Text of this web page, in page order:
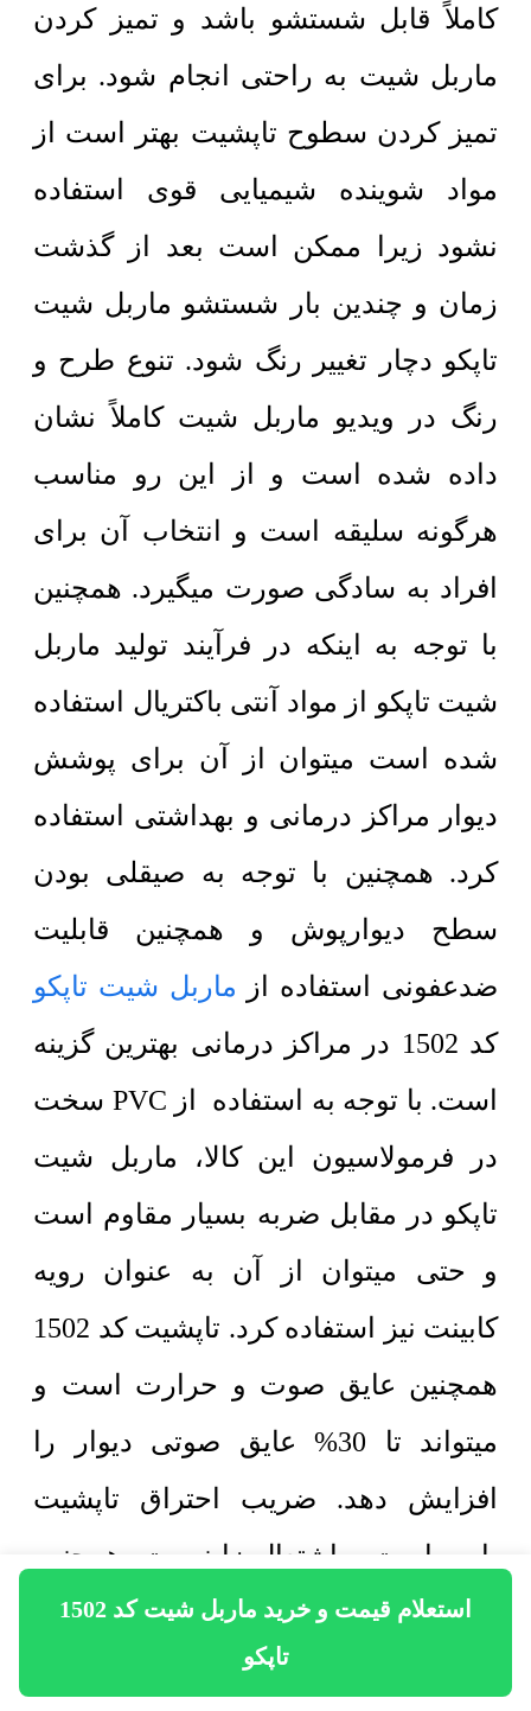
استعلام قیمت و خرید ماربل شیت کد 1502
تاپکو
کاملاً قابل شستشو باشد و تمیز کردن
ماربل شیت به راحتی انجام شود. برای
تمیز کردن سطوح تاپشیت بهتر است از
مواد شوینده شیمیایی قوی استفاده
نشود زیرا ممکن است بعد از گذشت
زمان و چندین بار شستشو ماربل شیت
تاپکو دچار تغییر رنگ شود. تنوع طرح و
رنگ در ویدیو ماربل شیت کاملاً نشان
داده شده است و از این رو مناسب
هرگونه سلیقه است و انتخاب آن برای
افراد به سادگی صورت میگیرد. همچنین
با توجه به اینکه در فرآیند تولید ماربل
شیت تاپکو از مواد آنتی باکتریال استفاده
شده است میتوان از آن برای پوشش
دیوار مراکز درمانی و بهداشتی استفاده
کرد. همچنین با توجه به صیقلی بودن
سطح دیوارپوش و همچنین قابلیت
ضدعفونی استفاده از ماربل شیت تاپکو
کد 1502 در مراکز درمانی بهترین گزینه
است. با توجه به استفاده از PVC سخت
در فرمولاسیون این کالا، ماربل شیت
تاپکو در مقابل ضربه بسیار مقاوم است
و حتی میتوان از آن به عنوان رویه
کابینت نیز استفاده کرد. تاپشیت کد 1502
همچنین عایق صوت و حرارت است و
میتواند تا 30% عایق صوتی دیوار را
افزایش دهد. ضریب احتراق تاپشیت
پایین است و اشتعال زا نیست، همچنین
در مقابل حرارت بسیار مقاوم است و در
صورت آتش سوزی خاصیت خود خاموش